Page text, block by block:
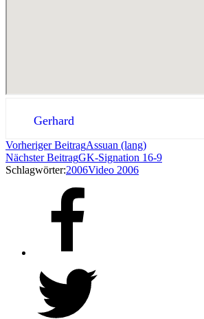
Gerhard
Vorheriger BeitragAssuan (lang)
Nächster BeitragGK-Signation 16-9
Schlagwörter:2006Video 2006